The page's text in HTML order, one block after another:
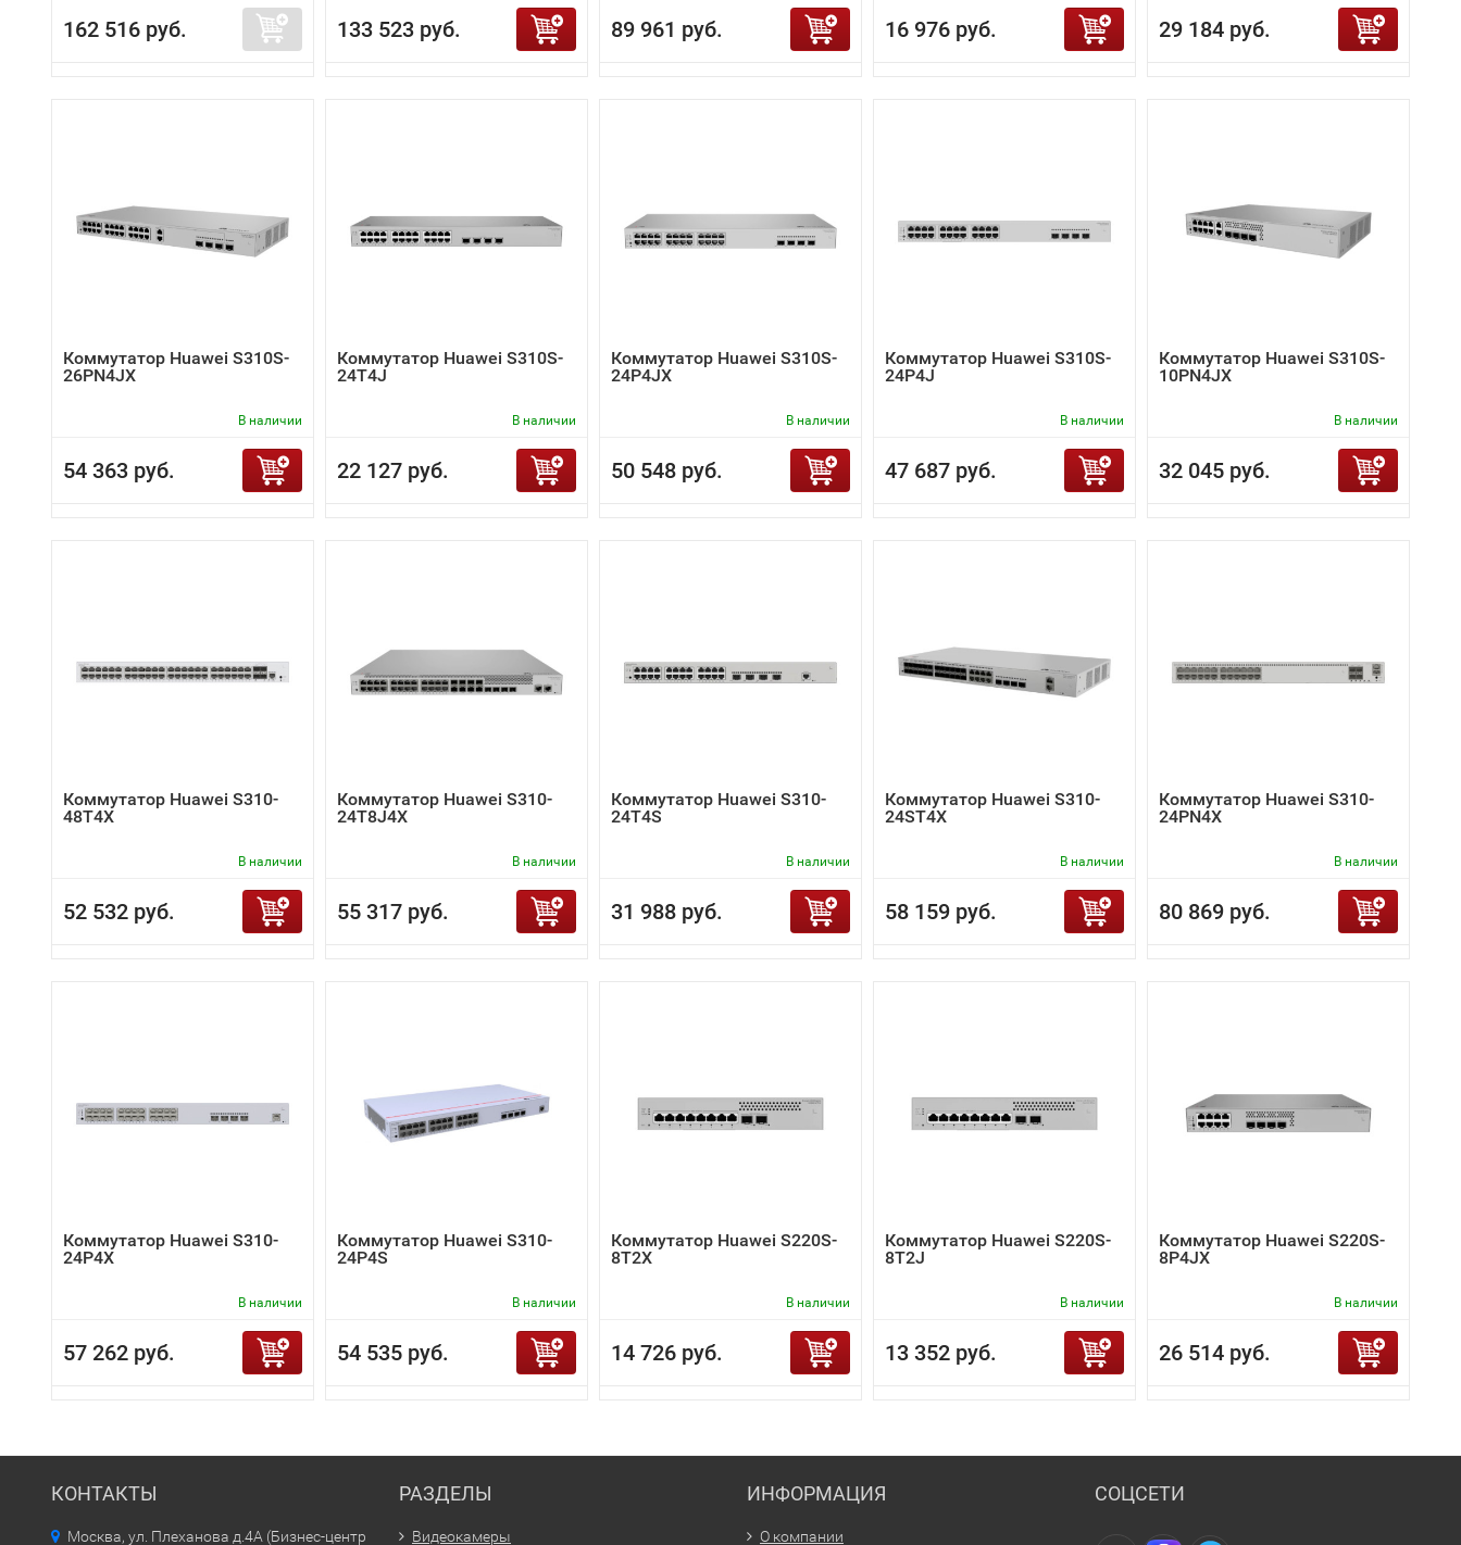
162 516 руб. 133 523 руб. 89 961 руб. 16 976 руб. 29 184 руб.
Коммутатор Huawei S310S-
26PN4JX
В наличии
54 363 руб.
Коммутатор Huawei S310S-
24T4J
В наличии
22 127 руб.
Коммутатор Huawei S310S-
24P4JX
В наличии
50 548 руб.
Коммутатор Huawei S310S-
24P4J
В наличии
47 687 руб.
Коммутатор Huawei S310S-
10PN4JX
В наличии
32 045 руб.
Коммутатор Huawei S310-
48T4X
В наличии
52 532 руб.
Коммутатор Huawei S310-
24T8J4X
В наличии
55 317 руб.
Коммутатор Huawei S310-
24T4S
В наличии
31 988 руб.
Коммутатор Huawei S310-
24ST4X
В наличии
58 159 руб.
Коммутатор Huawei S310-
24PN4X
В наличии
80 869 руб.
Коммутатор Huawei S310-
24P4X
В наличии
57 262 руб.
Коммутатор Huawei S310-
24P4S
В наличии
54 535 руб.
Коммутатор Huawei S220S-
8T2X
В наличии
14 726 руб.
Коммутатор Huawei S220S-
8T2J
В наличии
13 352 руб.
Коммутатор Huawei S220S-
8P4JX
В наличии
26 514 руб.
КОНТАКТЫ
Москва, ул. Плеханова д.4А (Бизнес-центр
РАЗДЕЛЫ
Видеокамеры
ИНФОРМАЦИЯ
О компании
СОЦСЕТИ